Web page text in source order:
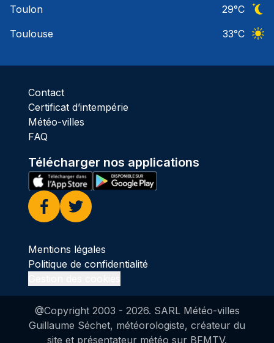
Toulon
29°C
Toulouse
33°C
Contact
Certificat d’intempérie
Météo-villes
FAQ
Télécharger nos applications
Facebook
Twitter
Mentions légales
Politique de confidentialité
@Copyright 2003 - 2026. SARL Météo-villes
Guillaume Séchet, météorologiste, créateur du
site et présentateur météo sur BFMTV.